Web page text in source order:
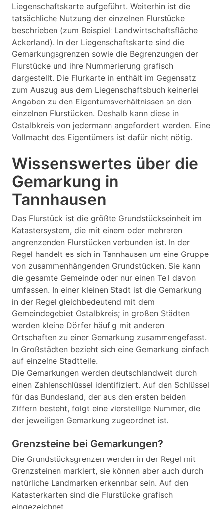
Liegenschaftskarte aufgeführt. Weiterhin ist die
tatsächliche Nutzung der einzelnen Flurstücke
beschrieben (zum Beispiel: Landwirtschaftsfläche
Ackerland). In der Liegenschaftskarte sind die
Gemarkungsgrenzen sowie die Begrenzungen der
Flurstücke und ihre Nummerierung grafisch
dargestellt. Die Flurkarte in enthält im Gegensatz
zum Auszug aus dem Liegenschaftsbuch keinerlei
Angaben zu den Eigentumsverhältnissen an den
einzelnen Flurstücken. Deshalb kann diese in
Ostalbkreis von jedermann angefordert werden. Eine
Vollmacht des Eigentümers ist dafür nicht nötig.
Wissenswertes über die
Gemarkung in
Tannhausen
Das Flurstück ist die größte Grundstückseinheit im
Katastersystem, die mit einem oder mehreren
angrenzenden Flurstücken verbunden ist. In der
Regel handelt es sich in Tannhausen um eine Gruppe
von zusammenhängenden Grundstücken. Sie kann
die gesamte Gemeinde oder nur einen Teil davon
umfassen. In einer kleinen Stadt ist die Gemarkung
in der Regel gleichbedeutend mit dem
Gemeindegebiet Ostalbkreis; in großen Städten
werden kleine Dörfer häufig mit anderen
Ortschaften zu einer Gemarkung zusammengefasst.
In Großstädten bezieht sich eine Gemarkung einfach
auf einzelne Stadtteile.
Die Gemarkungen werden deutschlandweit durch
einen Zahlenschlüssel identifiziert. Auf den Schlüssel
für das Bundesland, der aus den ersten beiden
Ziffern besteht, folgt eine vierstellige Nummer, die
der jeweiligen Gemarkung zugeordnet ist.
Grenzsteine bei Gemarkungen?
Die Grundstücksgrenzen werden in der Regel mit
Grenzsteinen markiert, sie können aber auch durch
natürliche Landmarken erkennbar sein. Auf den
Katasterkarten sind die Flurstücke grafisch
eingezeichnet.